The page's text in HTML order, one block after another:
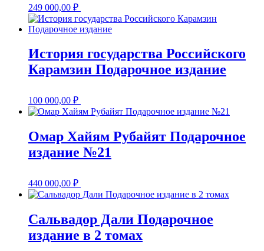
249 000,00 ₽
История государства Российского
Карамзин Подарочное издание
100 000,00 ₽
Омар Хайям Рубайят Подарочное
издание №21
440 000,00 ₽
Сальвадор Дали Подарочное
издание в 2 томах